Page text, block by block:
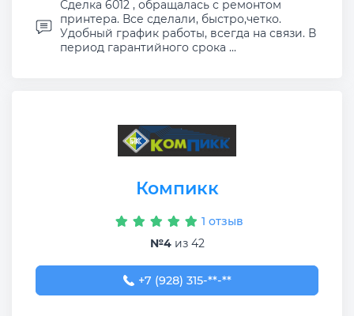
Сделка 6012 , обращалась с ремонтом
принтера. Все сделали, быстро,четко.
Удобный график работы, всегда на связи. В
период гарантийного срока ...
Компикк
1 отзыв
№4из 42
+7 (928) 315-19-40
+7 (928) 315-**-**